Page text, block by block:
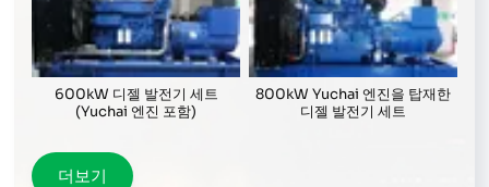
600kW 디젤 발전기 세트
(Yuchai 엔진 포함)
800kW Yuchai 엔진을 탑재한
디젤 발전기 세트
더보기